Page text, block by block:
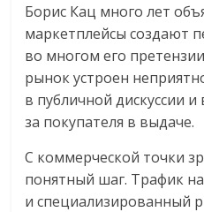
Борис Кац много лет
маркетплейсы создают
во многом его
рынок устроен
в публичной дискуссии
за покупателя в выдаче.
С коммерческой точки
понятный шаг. Трафик
и специализированный